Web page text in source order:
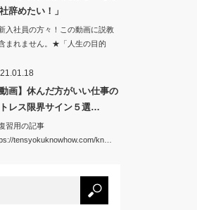
辞めたい！」
入社員の方々！この動画に説教
まれません。★「人生の目的
動画】休んだ方がいい仕事の
レス限界サイン５選…
習用の記事
tensyokuknowhow.com/kn…